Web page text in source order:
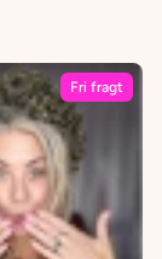
Fri fragt